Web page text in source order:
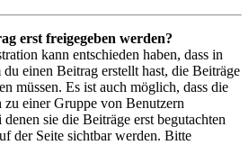
erst freigegeben werden?
kann entschieden haben, dass in
einen Beitrag erstellt hast, die Beiträge
müssen. Es ist auch möglich, dass die
einer Gruppe von Benutzern
sie die Beiträge erst begutachten
der Seite sichtbar werden. Bitte